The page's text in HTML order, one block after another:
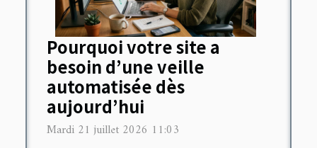
Pourquoi votre site a
besoin d’une veille
automatisée dès
aujourd’hui
Mardi 21 juillet 2026 11:03